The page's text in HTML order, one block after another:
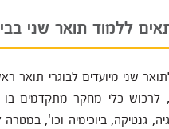
ללמוד תואר שני
לתואר שני מיועדים לבוגרי
לרכוש כלי מחקר מתקדמים
גנטיקה, ביוכימיה וכו',